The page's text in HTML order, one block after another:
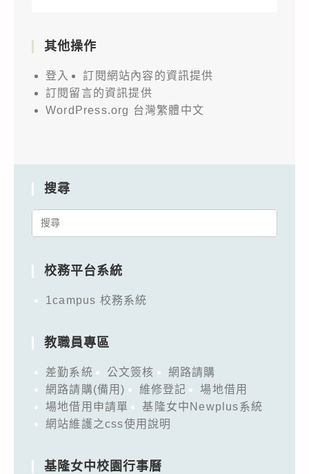
其他操作
登入
訂閱網站內容的資訊提供
訂閱留言的資訊提供
WordPress.org 台灣繁體中文
搜尋
Search
校務平台系統
1campus 校務系統
教職員專區
差勤系統 公文簽核
網路請購
網路請購(備用)
維修登記
場地借用
場地借用申請單
基隆女中Newplus系統
網站維護之css使用說明
基隆女中校園行事曆